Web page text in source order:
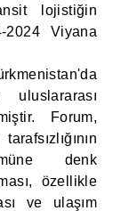
lojistiğin
2024 Viyana
Forum,
denk
özellikle
ve ulaşım